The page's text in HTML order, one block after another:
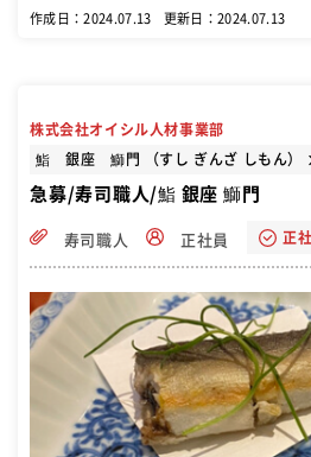
の厨房業務： キッチンの清掃や片付け、
作成日：2024.07.13 更新日：2024.07.13
株式会社オイシル人材事業部
鮨 銀座 鰤門 （すし ぎんざ しもん）
急募/寿司職人/鮨 銀座 鰤門
寿司職人 正社員 正